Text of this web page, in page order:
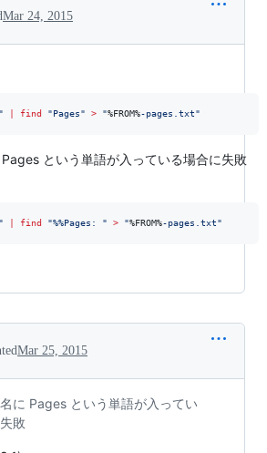
Mar 24, 2015
" find "Pages" > "%FROM%-pages.txt"
という単語が入っている場合に失敗
" find "%%Pages: " > "%FROM%-pages.txt"
Mar 25, 2015
に Pages という単語が入ってい
敗